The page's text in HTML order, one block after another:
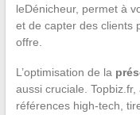
leDénicheur, permet à
et de capter des clients
offre.
L’optimisation de la
aussi cruciale.
références high-tech,